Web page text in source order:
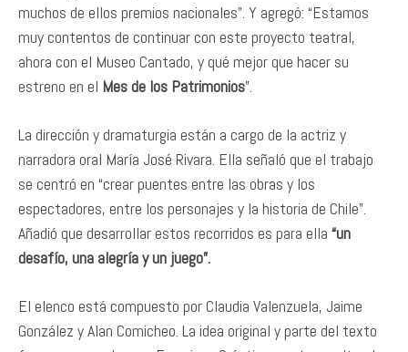
muchos de ellos premios nacionales”. Y agregó: “Estamos
muy contentos de continuar con este proyecto teatral,
ahora con el Museo Cantado, y qué mejor que hacer su
estreno en el Mes de los Patrimonios”.
La dirección y dramaturgia están a cargo de la actriz y
narradora oral María José Rivara. Ella señaló que el trabajo
se centró en “crear puentes entre las obras y los
espectadores, entre los personajes y la historia de Chile”.
Añadió que desarrollar estos recorridos es para ella “un
desafío, una alegría y un juego”.
El elenco está compuesto por Claudia Valenzuela, Jaime
González y Alan Comicheo. La idea original y parte del texto